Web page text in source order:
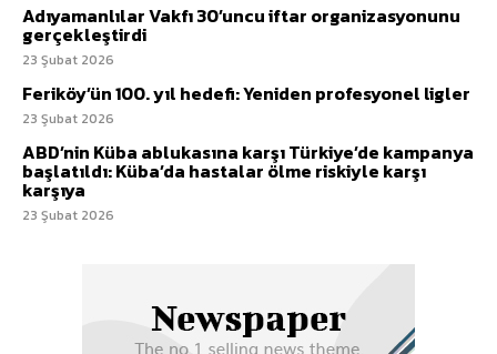
Adıyamanlılar Vakfı 30’uncu iftar organizasyonunu
gerçekleştirdi
23 Şubat 2026
Feriköy’ün 100. yıl hedefi: Yeniden profesyonel ligler
23 Şubat 2026
ABD’nin Küba ablukasına karşı Türkiye’de kampanya
başlatıldı: Küba’da hastalar ölme riskiyle karşı
karşıya
23 Şubat 2026